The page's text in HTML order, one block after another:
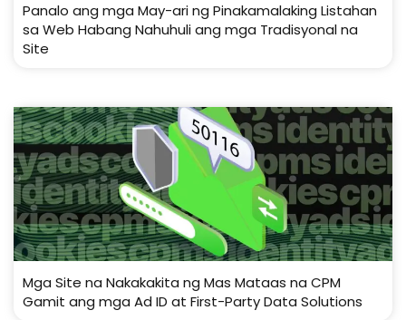
Panalo ang mga May-ari ng Pinakamalaking Listahan
sa Web Habang Nahuhuli ang mga Tradisyonal na
Site
Mga Site na Nakakakita ng Mas Mataas na CPM
Gamit ang mga Ad ID at First-Party Data Solutions